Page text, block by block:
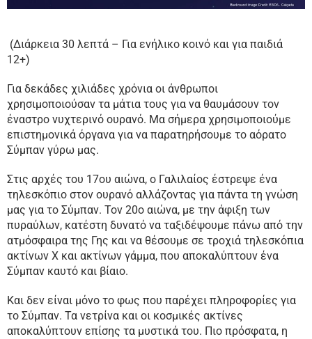
(Διάρκεια 30 λεπτά – Για ενήλικο κοινό και για παιδιά
12+)
Για δεκάδες χιλιάδες χρόνια οι άνθρωποι
χρησιμοποιούσαν τα μάτια τους για να θαυμάσουν τον
έναστρο νυχτερινό ουρανό. Μα σήμερα χρησιμοποιούμε
επιστημονικά όργανα για να παρατηρήσουμε το αόρατο
Σύμπαν γύρω μας.
Στις αρχές του 17ου αιώνα, ο Γαλιλαίος έστρεψε ένα
τηλεσκόπιο στον ουρανό αλλάζοντας για πάντα τη γνώση
μας για το Σύμπαν. Τον 20ο αιώνα, με την άφιξη των
πυραύλων, κατέστη δυνατό να ταξιδέψουμε πάνω από την
ατμόσφαιρα της Γης και να θέσουμε σε τροχιά τηλεσκόπια
ακτίνων Χ και ακτίνων γάμμα, που αποκαλύπτουν ένα
Σύμπαν καυτό και βίαιο.
Και δεν είναι μόνο το φως που παρέχει πληροφορίες για
το Σύμπαν. Τα νετρίνα και οι κοσμικές ακτίνες
αποκαλύπτουν επίσης τα μυστικά του. Πιο πρόσφατα, η